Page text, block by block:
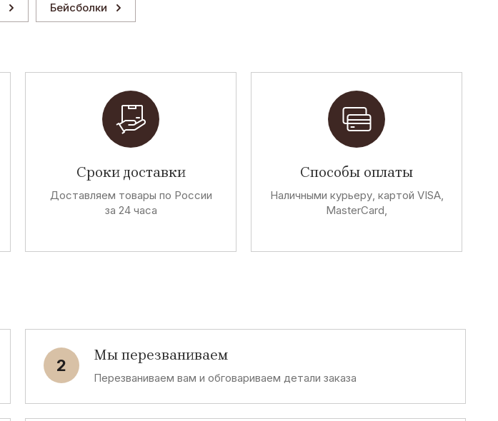
Бейсболки
Сроки доставки
Доставляем товары по России
за 24 часа
Способы оплаты
Наличными курьеру, картой VISA,
MasterCard,
2
Мы перезваниваем
Перезваниваем вам и обговариваем детали заказа